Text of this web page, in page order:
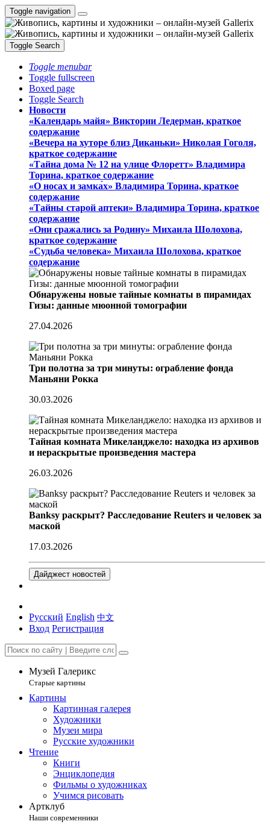
Toggle navigation
Toggle Search
Toggle menubar
Toggle fullscreen
Boxed page
Toggle Search
Новости
«Календарь майя» Виктории Ледерман, краткое
содержание
«Вечера на хуторе близ Диканьки» Николая Гоголя,
краткое содержание
«Тайна дома № 12 на улице Флоретт» Владимира
Торина, краткое содержание
«О носах и замка́х» Владимира Торина, краткое
содержание
«Тайны старой аптеки» Владимира Торина, краткое
содержание
«Они сражались за Родину» Михаила Шолохова,
краткое содержание
«Судьба человека» Михаила Шолохова, краткое
содержание
Обнаружены новые тайные комнаты в пирамидах
Гизы: данные мюонной томографии
27.04.2026
Три полотна за три минуты: ограбление фонда
Маньяни Рокка
30.03.2026
Тайная комната Микеланджело: находка из архивов
и нераскрытые произведения мастера
26.03.2026
Banksy раскрыт? Расследование Reuters и человек за
маской
17.03.2026
Дайджест новостей
Русский English 中文
Вход Регистрация
Музей Галерикс
Старые картины
Картины
Картинная галерея
Художники
Музеи мира
Русские художники
Чтение
Книги
Энциклопедия
Фильмы о художниках
Учимся рисовать
Артклуб
Наши современники